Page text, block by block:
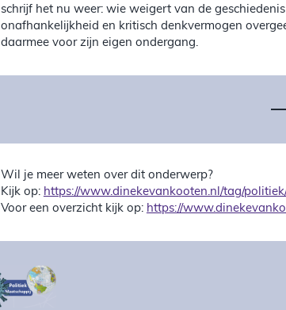
schrijf het nu weer: wie weigert van de
onafhankelijkheid en kritisch denkvermogen
daarmee voor zijn eigen ondergang.
Wil je meer weten over dit onderwerp?
Kijk op: https://www.dinekevankooten.nl/tag/
Voor een overzicht kijk op: https://